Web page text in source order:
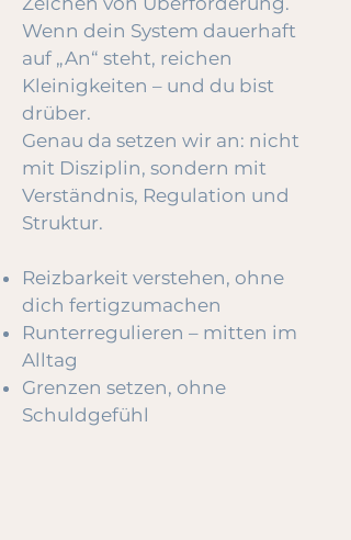
Wenn dein System dauerhaft
auf „An“ steht, reichen
Kleinigkeiten – und du bist
drüber.
Genau da setzen wir an: nicht
mit Disziplin, sondern mit
Verständnis, Regulation und
Struktur.
Reizbarkeit verstehen, ohne
dich fertigzumachen
Runterregulieren – mitten im
Alltag
Grenzen setzen, ohne
Schuldgefühl